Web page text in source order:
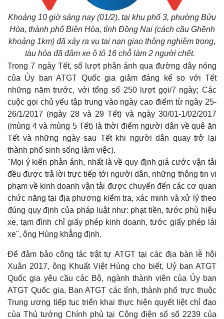
Thế giới
Quan sát
Cuộc sống đó đây
Multimedia
Video
Ảnh
Infographic
Khoảng 10 giờ sáng nay (01/2), tại khu phố 3, phường Bửu
Hòa, thành phố Biên Hòa, tỉnh Đồng Nai (cách cầu Ghềnh
khoảng 1km) đã xảy ra vụ tai nạn giao thông nghiêm trọng,
tàu hỏa đã đâm xe ô tô 16 chỗ làm 2 người chết.
Trong 7 ngày Tết, số lượt phản ánh qua đường dây nóng
của Ủy ban ATGT Quốc gia giảm đáng kể so với Tết
những năm trước, với tổng số 250 lượt gọi/7 ngày; Các
cuộc gọi chủ yếu tập trung vào ngày cao điểm từ ngày 25-
26/1/2017 (ngày 28 và 29 Tết) và ngày 30/01-1/02/2017
(mùng 4 và mùng 5 Tết) là thời điểm người dân về quê ăn
Tết và những ngày sau Tết khi người dân quay trở lại
thành phố sinh sống làm việc).
"Mọi ý kiến phản ánh, nhất là về quy định giá cước vận tải
đều được trả lời trực tiếp tới người dân, những thông tin vi
phạm về kinh doanh vận tải được chuyển đến các cơ quan
chức năng tại địa phương kiểm tra, xác minh và xử lý theo
đúng quy định của pháp luật như: phạt tiền, tước phù hiệu
xe, tạm đình chỉ giấy phép kinh doanh, tước giấy phép lái
xe", ông Hùng khẳng định.
Để đảm bảo công tác trật tự ATGT tại các địa bàn lễ hội
Xuân 2017, ông Khuất Việt Hùng cho biết, Uỷ ban ATGT
Quốc gia yêu cầu các Bộ, ngành thành viên của Ủy ban
ATGT Quốc gia, Ban ATGT các tỉnh, thành phố trực thuộc
Trung ương tiếp tục triển khai thực hiện quyết liệt chỉ đạo
của Thủ tướng Chính phủ tại Công điện số số 2239 của